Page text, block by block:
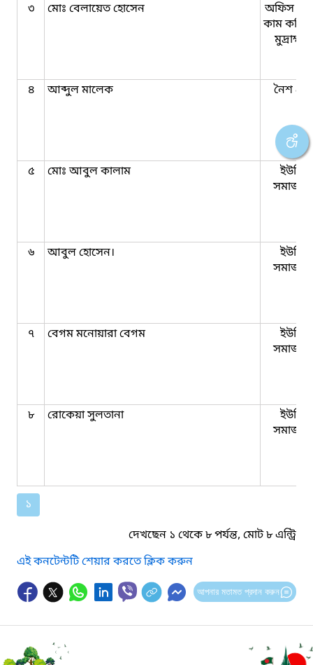
৩
মোঃ বেলায়েত হোসেন
অফিস
কাম
৪ আব্দুল মালেক নৈশ
৫ মোঃ আবুল কালাম
৬ আবুল হোসেন।
৭ বেগম মনোয়ারা বেগম
৮ রোকেয়া সুলতানা
১
দেখছেন ১ থেকে ৮ পর্যন্ত, মোট ৮ এন্ট্রি
এই কনটেন্টটি শেয়ার করতে ক্লিক করুন
আপনার মতামত প্রদান করুন